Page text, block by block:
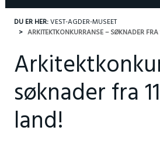
DU ER HER:VEST-AGDER-MUSEET
ARKITEKTKONKURRANSE – SØKNADER
søknader fra
land!